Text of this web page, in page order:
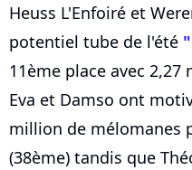
Heuss L'Enfoiré et
potentiel tube de l'été
11ème place avec
Eva et Damso ont
million de mélomanes
(38ème) tandis que